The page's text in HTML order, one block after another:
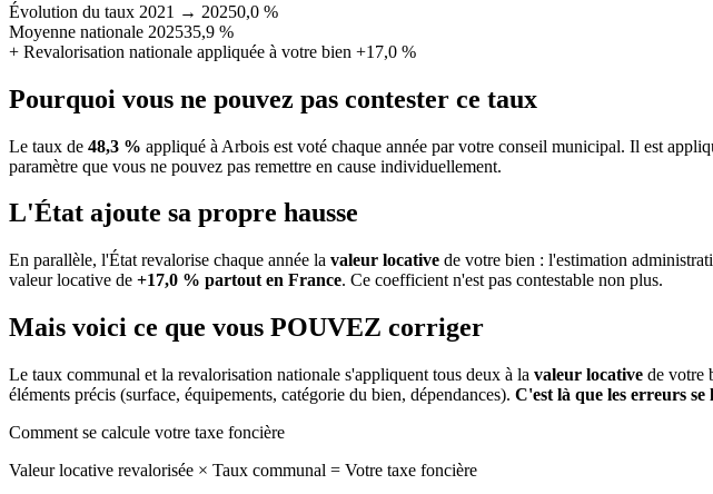
Évolution du taux 2021 → 20250,0 %
Moyenne nationale 202535,9 %
+ Revalorisation nationale appliquée à votre bien +17,0 %
Pourquoi vous ne pouvez pas contester ce taux
Le taux de 48,3 % appliqué à Arbois est voté chaque année par votre conseil municipal. Il est
paramètre que vous ne pouvez pas remettre en cause individuellement.
L'État ajoute sa propre hausse
En parallèle, l'État revalorise chaque année la valeur locative de votre bien : l'estimation
valeur locative de +17,0 % partout en France. Ce coefficient n'est pas contestable non plus.
Mais voici ce que vous POUVEZ corriger
Le taux communal et la revalorisation nationale s'appliquent tous deux à la valeur locative de votre
éléments précis (surface, équipements, catégorie du bien, dépendances). C'est là que les erreurs
Comment se calcule votre taxe foncière
Valeur locative revalorisée × Taux communal = Votre taxe foncière